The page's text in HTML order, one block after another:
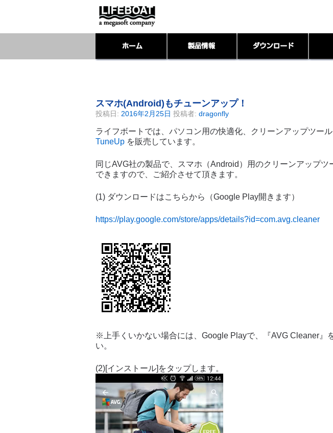
スマホ(Android)もチューンアップ！
投稿日: 2016年2月25日 投稿者: dragonfly
ライフボートでは、パソコン用の快適化、クリーンアップツール
TuneUp を販売しています。
同じAVG社の製品で、スマホ（Android）用のクリーンアップツ
できますので、ご紹介させて頂きます。
(1) ダウンロードはこちらから（Google Play開きます）
https://play.google.com/store/apps/details?id=com.avg.cleaner
※上手くいかない場合には、Google Playで、『AVG Cleaner』
い。
(2)[インストール]をタップします。